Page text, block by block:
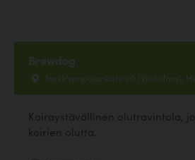
Brewdog
Tarkk'ampujankatu 20 (Viiskulma),
Koiraystävällinen olutravintola,
koirien olutta.